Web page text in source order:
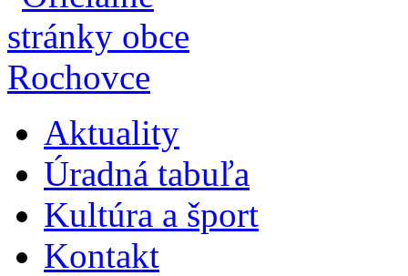
Aktuality
Úradná tabuľa
Kultúra a šport
Kontakt